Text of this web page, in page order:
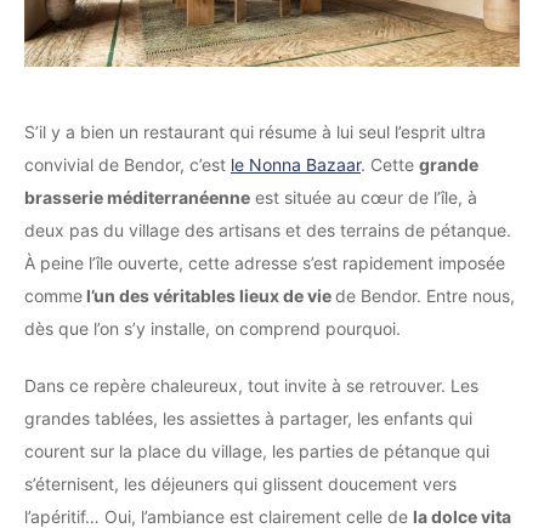
S’il y a bien un restaurant qui résume à lui seul l’esprit ultra
convivial de Bendor, c’est le Nonna Bazaar. Cette grande
brasserie méditerranéenne est située au cœur de l’île, à
deux pas du village des artisans et des terrains de pétanque.
À peine l’île ouverte, cette adresse s’est rapidement imposée
commel’un des véritables lieux de viede Bendor. Entre nous,
dès que l’on s’y installe, on comprend pourquoi.
Dans ce repère chaleureux, tout invite à se retrouver. Les
grandes tablées, les assiettes à partager, les enfants qui
courent sur la place du village, les parties de pétanque qui
s’éternisent, les déjeuners qui glissent doucement vers
l’apéritif… Oui, l’ambiance est clairement celle de la dolce vita